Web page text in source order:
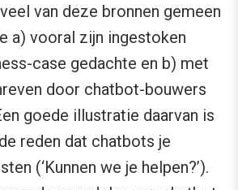
van deze bronnen gemeen
a) vooral zijn ingestoken
case gedachte en b) met
door chatbot-bouwers
goede illustratie daarvan is
reden dat chatbots je
(‘Kunnen we je helpen?’).